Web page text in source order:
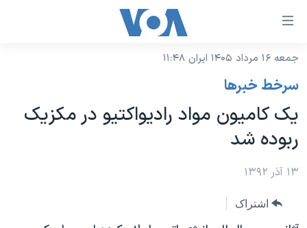
لینکهای
دسترسی
جهش
محتوای
اصلی
به
اصلی
نسخه سبک وب‌سایت
موضوع ها
ایران
آمریکا
جهان
برنامه های تلویزیونی
جدول برنامه ها
صفحه‌های ویژه
فرکانس‌های صدای آمریکا
جمعه ۱۶ مرداد ۱۴۰۵ ایران ۱۱:۴۸
سرخط خبرها
یک کامیون مواد رادیواکتیو در مکزیک
ربوده شد
۱۳ آذر ۱۳۹۲
اشتراک